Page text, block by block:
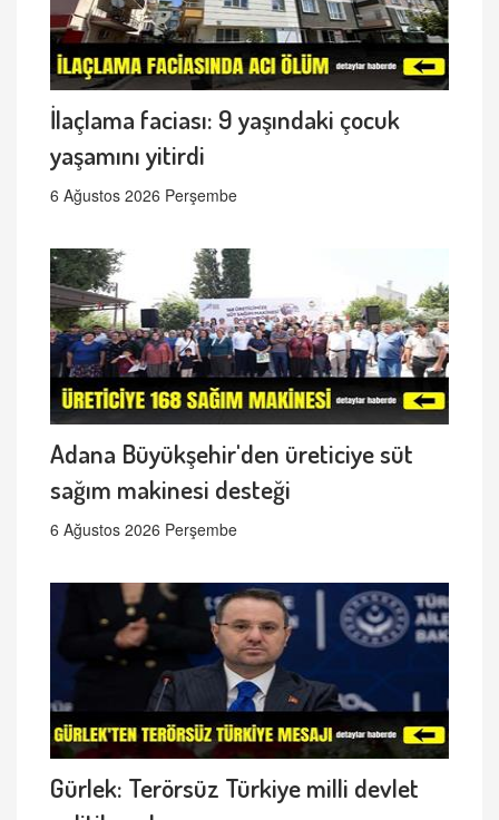
İlaçlama faciası: 9 yaşındaki çocuk
yaşamını yitirdi
6 Ağustos 2026 Perşembe
Adana Büyükşehir'den üreticiye süt
sağım makinesi desteği
6 Ağustos 2026 Perşembe
Gürlek: Terörsüz Türkiye milli devlet